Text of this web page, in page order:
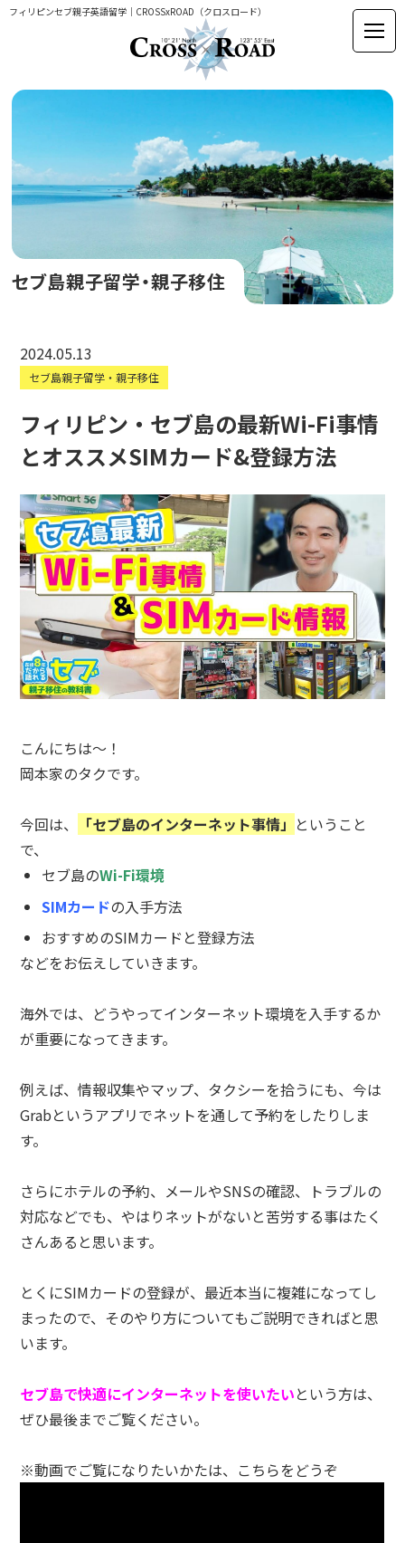
フィリピンセブ親子英語留学｜CROSSxROAD（クロスロード）
セブ島親子留学・親子移住
2024.05.13
セブ島親子留学・親子移住
フィリピン・セブ島の最新Wi-Fi事情
とオススメSIMカード&登録方法
こんにちは～！
岡本家のタクです。
今回は、 「セブ島のインターネット事情」 ということ
で、
セブ島のWi-Fi環境
SIMカードの入手方法
おすすめのSIMカードと登録方法
などをお伝えしていきます。
海外では、どうやってインターネット環境を入手するか
が重要になってきます。
例えば、情報収集やマップ、タクシーを拾うにも、今は
Grabというアプリでネットを通して予約をしたりしま
す。
さらにホテルの予約、メールやSNSの確認、トラブルの
対応などでも、やはりネットがないと苦労する事はたく
さんあると思います。
とくにSIMカードの登録が、最近本当に複雑になってし
まったので、そのやり方についてもご説明できればと思
います。
セブ島で快適にインターネットを使いたいという方は、
ぜひ最後までご覧ください。
※動画でご覧になりたいかたは、こちらをどうぞ